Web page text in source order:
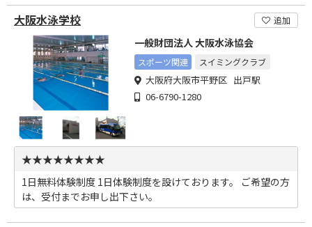
大阪水泳学校 追加
一般財団法人 大阪水泳協会
スポーツ関連 スイミングクラブ
大阪府大阪市平野区 出戸駅
06-6790-1280
★★★★★★★★
1日無料体験制度 1日体験制度を設けております。 ご希望の方
は、受付までお申し出下さい。